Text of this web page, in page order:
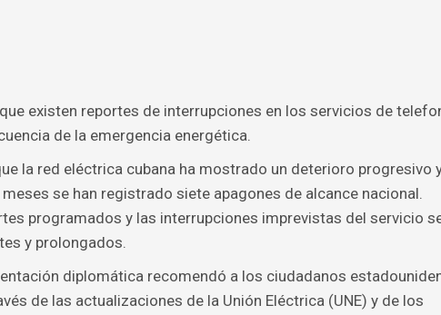
existen reportes de interrupciones en los servicios de
de la emergencia energética.
la red eléctrica cubana ha mostrado un deterioro progresivo
se han registrado siete apagones de alcance nacional.
programados y las interrupciones imprevistas del servicio
y prolongados.
diplomática recomendó a los ciudadanos
de las actualizaciones de la Unión Eléctrica (UNE) y de los